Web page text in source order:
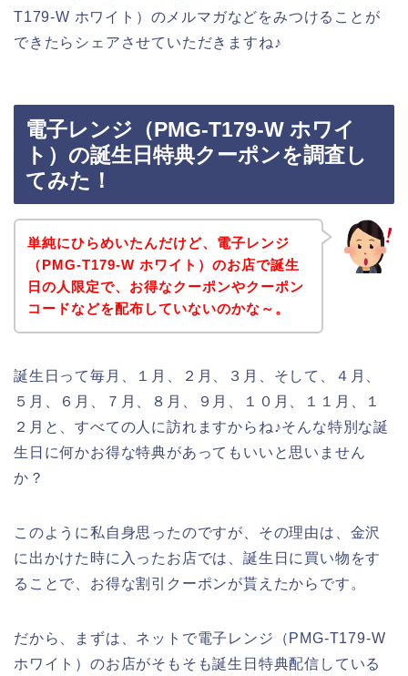
T179-W ホワイト）のメルマガなどをみつけることが
できたらシェアさせていただきますね♪
電子レンジ（PMG-T179-W ホワイ
ト）の誕生日特典クーポンを調査し
てみた！
単純にひらめいたんだけど、電子レンジ
（PMG-T179-W ホワイト）のお店で誕生
日の人限定で、お得なクーポンやクーポン
コードなどを配布していないのかな～。
誕生日って毎月、１月、２月、３月、そして、４月、
５月、６月、７月、８月、９月、１０月、１１月、１
２月と、すべての人に訪れますからね♪そんな特別な誕
生日に何かお得な特典があってもいいと思いません
か？
このように私自身思ったのですが、その理由は、金沢
に出かけた時に入ったお店では、誕生日に買い物をす
ることで、お得な割引クーポンが貰えたからです。
だから、まずは、ネットで電子レンジ（PMG-T179-W
ホワイト）のお店がそもそも誕生日特典配信している